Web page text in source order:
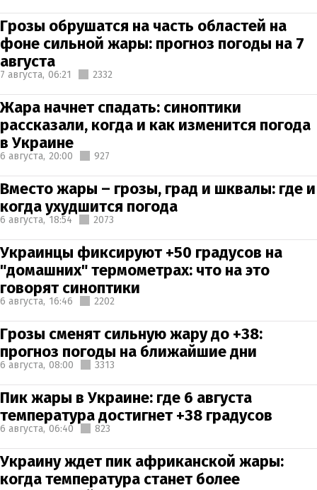
Грозы обрушатся на часть областей на
фоне сильной жары: прогноз погоды на 7
августа
7 августа, 06:21 2332
Жара начнет спадать: синоптики
рассказали, когда и как изменится погода
в Украине
6 августа, 20:00 927
Вместо жары – грозы, град и шквалы: где и
когда ухудшится погода
6 августа, 18:54 2073
Украинцы фиксируют +50 градусов на
"домашних" термометрах: что на это
говорят синоптики
6 августа, 16:46 2202
Грозы сменят сильную жару до +38:
прогноз погоды на ближайшие дни
6 августа, 08:00 3313
Пик жары в Украине: где 6 августа
температура достигнет +38 градусов
6 августа, 06:40 823
Украину ждет пик африканской жары:
когда температура станет более